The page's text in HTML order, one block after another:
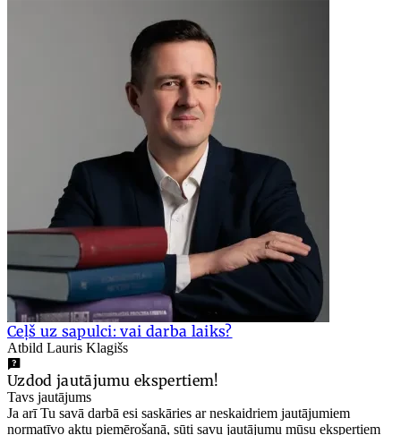
Ceļš uz sapulci: vai darba laiks?
Atbild Lauris Klagišs
Uzdod jautājumu ekspertiem!
Tavs jautājums
Ja arī Tu savā darbā esi saskāries ar neskaidriem jautājumiem
normatīvo aktu piemērošanā, sūti savu jautājumu mūsu ekspertiem